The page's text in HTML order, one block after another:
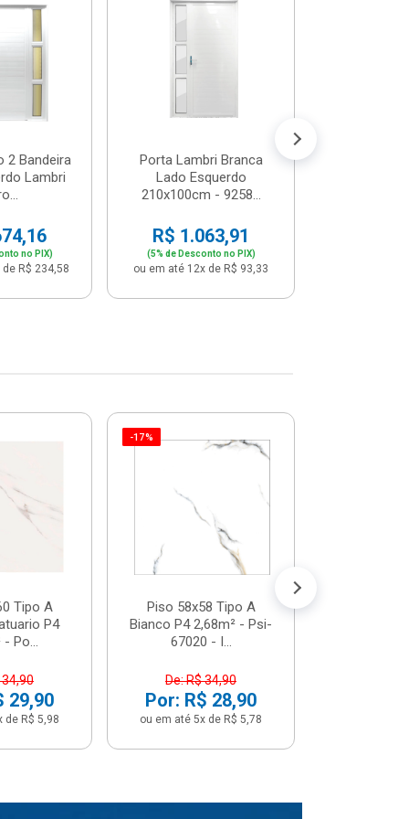
2 Bandeira
Lambri
no PIX)
R$ 234,58
Porta Lambri Branca
Lado Esquerdo
210x100cm - 9258...
R$ 1.063,91
(5% de Desconto no PIX)
ou em até 12x de R$ 93,33
Tipo A
P4
- Po...
34,90
29,90
de R$ 5,98
-17%
Piso 58x58 Tipo A
Bianco P4 2,68m² - Psi-
67020 - I...
De: R$ 34,90
Por: R$ 28,90
ou em até 5x de R$ 5,78